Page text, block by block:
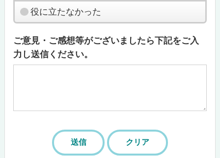
役に立たなかった
ご意見・ご感想等がございましたら下記をご入
力し送信ください。